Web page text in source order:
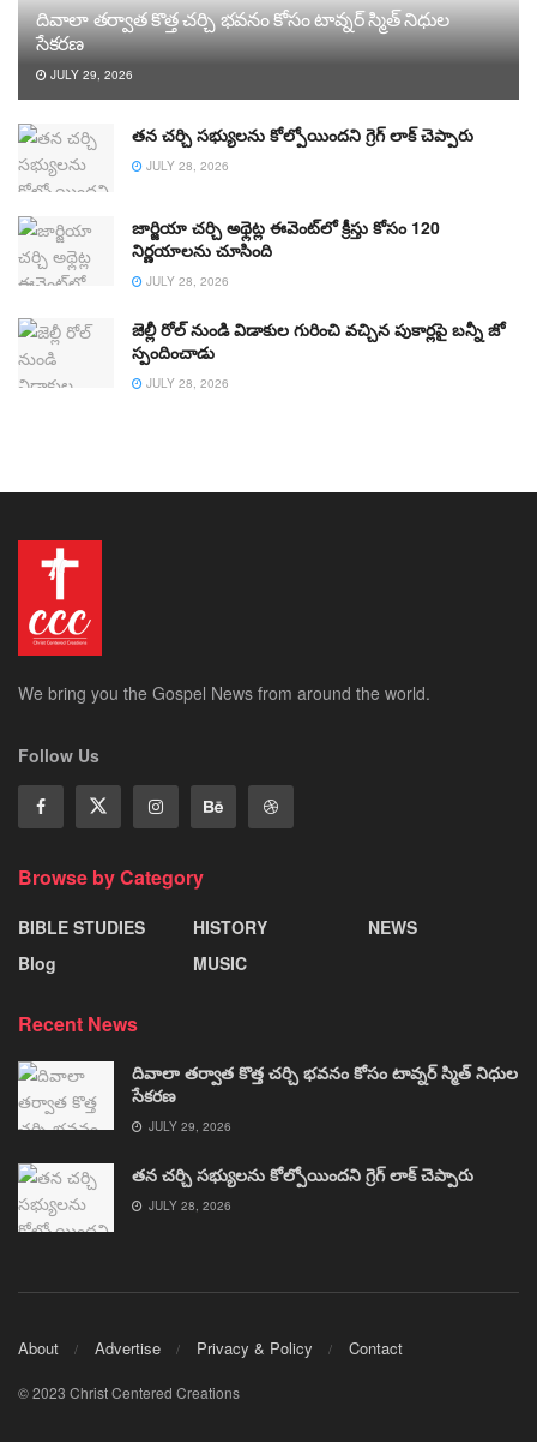
దివాలా తర్వాత కొత్త చర్చి భవనం కోసం టావ్నర్ స్మిత్ నిధుల
సేకరణ
JULY 29, 2026
తన చర్చి సభ్యులను కోల్పోయిందని గ్రెగ్ లాక్ చెప్పారు
JULY 28, 2026
జార్జియా చర్చి అథ్లెట్ల ఈవెంట్‌లో క్రీస్తు కోసం 120
నిర్ణయాలను చూసింది
JULY 28, 2026
జెల్లీ రోల్ నుండి విడాకుల గురించి వచ్చిన పుకార్లపై బన్నీ జో
స్పందించాడు
JULY 28, 2026
We bring you the Gospel News from around the world.
Follow Us
Browse by Category
BIBLE STUDIES
Blog
HISTORY
MUSIC
NEWS
Recent News
దివాలా తర్వాత కొత్త చర్చి భవనం కోసం టావ్నర్ స్మిత్ నిధుల
సేకరణ
JULY 29, 2026
తన చర్చి సభ్యులను కోల్పోయిందని గ్రెగ్ లాక్ చెప్పారు
JULY 28, 2026
About Advertise Privacy & Policy Contact
© 2023 Christ Centered Creations